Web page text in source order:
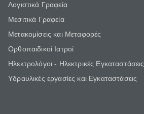
Λογιστικά Γραφεία
Μεσιτικά Γραφεία
Μετακομίσεις και Μεταφορές
Ορθοπαιδικοί Ιατροί
Ηλεκτρολόγοι - Ηλεκτρικές Εγκαταστάσεις
Υδραυλικές εργασίες και Εγκαταστάσεις